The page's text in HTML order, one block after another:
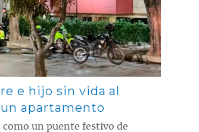
e hijo sin vida al
apartamento
como un puente festivo de